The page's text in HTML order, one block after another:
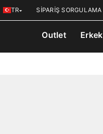
TR SİPARİŞ SORGULAMA
Outlet Erkek